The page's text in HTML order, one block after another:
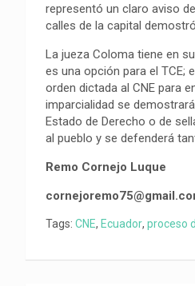
representó un claro aviso
calles de la capital
‎La jueza Coloma tiene en
es una opción para el TCE;
orden dictada al CNE para
imparcialidad se
Estado de Derecho o de
al pueblo y se defenderá
Remo Cornejo Luque
Tags: CNE, Ecuador, proceso